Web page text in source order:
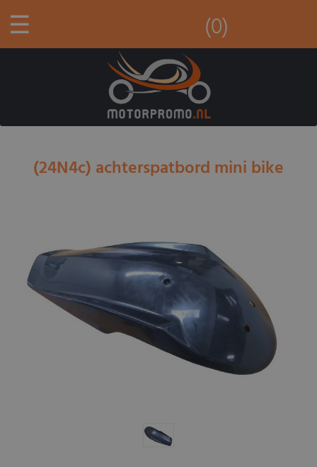
☰ (0)
(24N4c) achterspatbord mini bike